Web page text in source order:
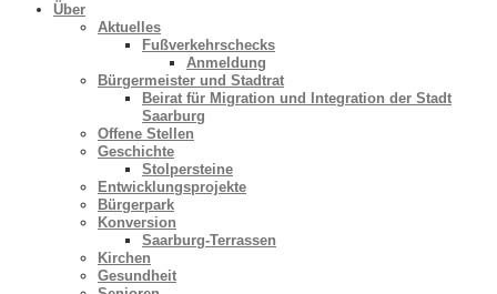
Über
Aktuelles
Fußverkehrschecks
Anmeldung
Bürgermeister und Stadtrat
Beirat für Migration und Integration der Stadt
Saarburg
Offene Stellen
Geschichte
Stolpersteine
Entwicklungsprojekte
Bürgerpark
Konversion
Saarburg-Terrassen
Kirchen
Gesundheit